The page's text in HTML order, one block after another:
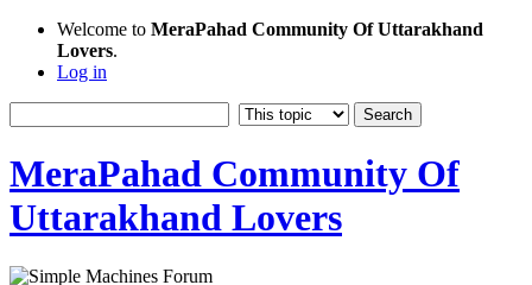
Welcome to MeraPahad Community Of Uttarakhand
Lovers.
Log in
MeraPahad Community Of
Uttarakhand Lovers